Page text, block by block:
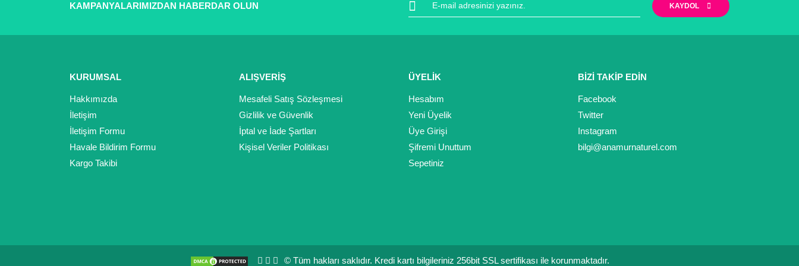
Ürün fiyatı diğer sitelerden daha pahalı.
Gönder
KAMPANYALARIMIZDAN HABERDAR OLUN KAYDOL
KURUMSAL
Hakkımızda
İletişim
İletişim Formu
Havale Bildirim Formu
Kargo Takibi
ALIŞVERİŞ
Mesafeli Satış Sözleşmesi
Gizlilik ve Güvenlik
İptal ve İade Şartları
Kişisel Veriler Politikası
ÜYELİK
Hesabım
Yeni Üyelik
Üye Girişi
Şifremi Unuttum
Sepetiniz
BİZİ TAKİP EDİN
Facebook
Twitter
Instagram
bilgi@anamurnaturel.com
© Tüm hakları saklıdır. Kredi kartı bilgileriniz 256bit SSL sertifikası ile korunmaktadır.